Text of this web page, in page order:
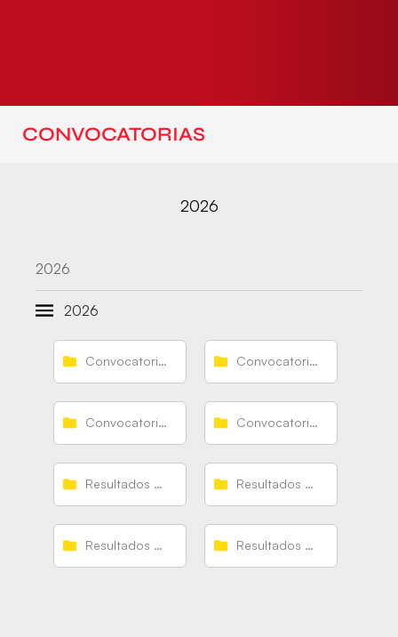
CONVOCATORIAS
2026
2026
2026
Convocatorias Guerreras Convocatorias Guerreras Junior
Convocatorias Guerreras Juveniles Convocatorias Guerreras Promesas
Resultados Guerreras Resultados Guerreras Junior
Resultados Guerreras Juveniles Resultados Guerreras Promesas